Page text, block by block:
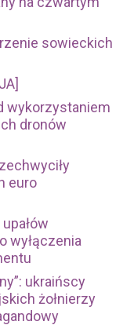
sowieckich
wykorzystaniem
dronów
euro
wyłączenia
ukraińscy
żołnierzy